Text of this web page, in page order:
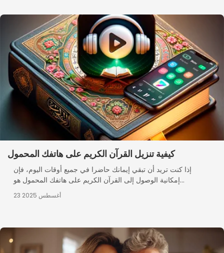
كيفية تنزيل القرآن الكريم على هاتفك المحمول
إذا كنت تريد أن تبقي إيمانك حاضرا في جميع أوقات اليوم، فإن
إمكانية الوصول إلى القرآن الكريم على هاتفك المحمول هو...
23 أغسطس 2025